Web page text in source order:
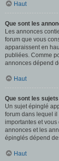
Haut
Que sont les
Les annonces
forum que vous
apparaissent en
publiées. Comme
annonces dépend
Haut
Que sont les
Un sujet épinglé
forum dans lequel
importantes et
annonces et les
épinglés dépend
Haut